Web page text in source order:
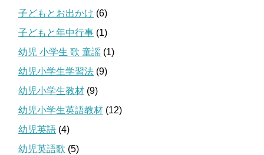
子どもとお出かけ (6)
子どもと年中行事 (1)
幼児 小学生 歌 童謡 (1)
幼児小学生学習法 (9)
幼児小学生教材 (9)
幼児小学生英語教材 (12)
幼児英語 (4)
幼児英語歌 (5)